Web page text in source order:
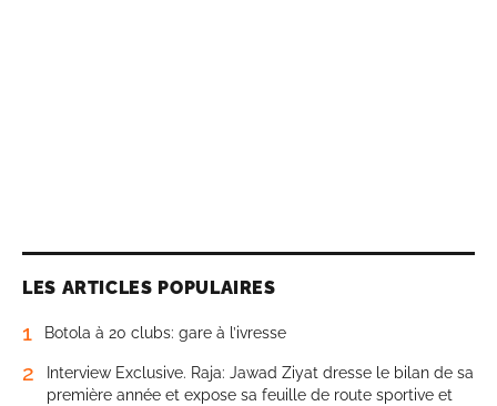
LES ARTICLES POPULAIRES
1 Botola à 20 clubs: gare à l’ivresse
2
Interview Exclusive. Raja: Jawad Ziyat dresse le bilan de sa
première année et expose sa feuille de route sportive et